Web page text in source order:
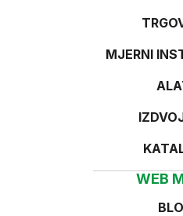
MJERNI
WEB